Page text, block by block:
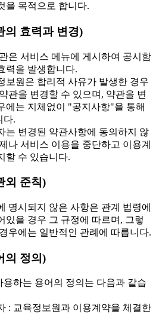
을 목적으로 합니다.
의 효력과 변경)
은 서비스 메뉴에 게시하여 공시함
력을 발생합니다.
보원은 합리적 사유가 발생한 경우
관을 변경할 수 있으며, 약관을 변
에는 지체없이 "공지사항"을 통해
다.
는 변경된 약관사항에 동의하지 않
나 서비스 이용을 중단하고 이용계
할 수 있습니다.
외 준칙)
명시되지 않은 사항은 관계 법령에
있을 경우 그 규정에 따르며, 그렇
우에는 일반적인 관례에 따릅니다.
의 정의)
용하는 용어의 정의는 다음과 같습
: 교육정보원과 이용계약을 체결한